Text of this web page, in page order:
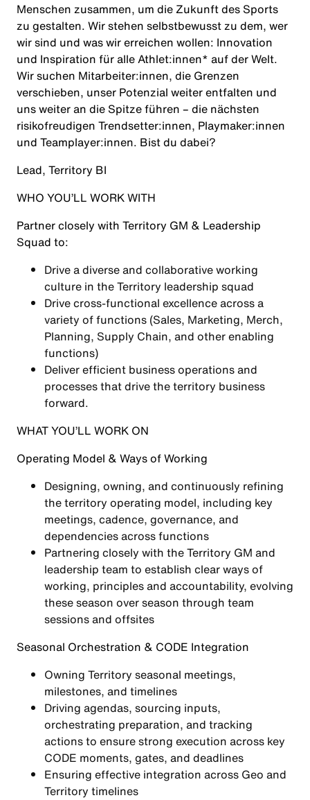
Menschen zusammen, um die Zukunft des Sports
zu gestalten. Wir stehen selbstbewusst zu dem, wer
wir sind und was wir erreichen wollen: Innovation
und Inspiration für alle Athlet:innen* auf der Welt.
Wir suchen Mitarbeiter:innen, die Grenzen
verschieben, unser Potenzial weiter entfalten und
uns weiter an die Spitze führen – die nächsten
risikofreudigen Trendsetter:innen, Playmaker:innen
und Teamplayer:innen. Bist du dabei?
Lead, Territory BI
WHO YOU’LL WORK WITH
Partner closely with Territory GM & Leadership
Squad to:
Drive a diverse and collaborative working
culture in the Territory leadership squad
Drive cross-functional excellence across a
variety of functions (Sales, Marketing, Merch,
Planning, Supply Chain, and other enabling
functions)
Deliver efficient business operations and
processes that drive the territory business
forward.
WHAT YOU’LL WORK ON
Operating Model & Ways of Working
Designing, owning, and continuously refining
the territory operating model, including key
meetings, cadence, governance, and
dependencies across functions
Partnering closely with the Territory GM and
leadership team to establish clear ways of
working, principles and accountability, evolving
these season over season through team
sessions and offsites
Seasonal Orchestration & CODE Integration
Owning Territory seasonal meetings,
milestones, and timelines
Driving agendas, sourcing inputs,
orchestrating preparation, and tracking
actions to ensure strong execution across key
CODE moments, gates, and deadlines
Ensuring effective integration across Geo and
Territory timelines